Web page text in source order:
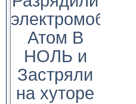
электромобиль
Атом В
НОЛЬ и
Застряли
на хуторе